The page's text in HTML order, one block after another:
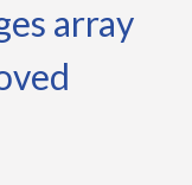
array